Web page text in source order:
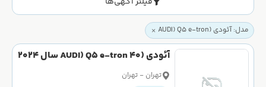
مدل: آئودی (AUDI) Q5 e-tron
آئودی (AUDI) Q5 e-tron 40 سال 2024
تهران - تهران